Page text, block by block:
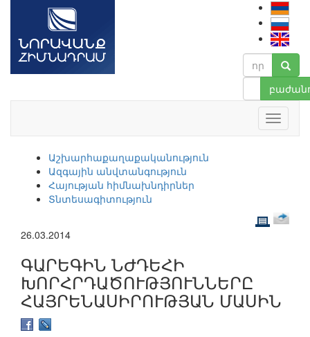
Աշխարհաքաղաքականություն
Ազգային անվտանգություն
Հայության հիմնախնդիրներ
Տնտեսագիտություն
26.03.2014
ԳԱՐԵԳԻՆ ՆԺԴԵՀԻ
ԽՈՐՀՐԴԱԾՈՒԹՅՈՒՆՆԵՐԸ
ՀԱՅՐԵՆԱՍԻՐՈՒԹՅԱՆ ՄԱՍԻՆ